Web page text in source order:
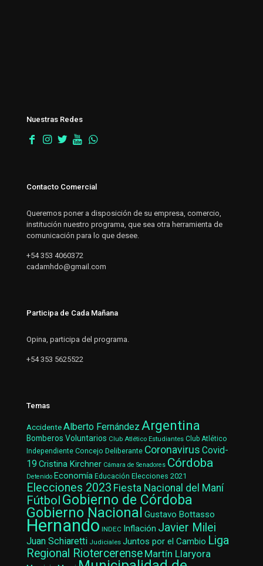
Nuestras Redes
Contacto Comercial
Queremos poner a disposición de su empresa, comercio,
institución nuestro programa, que sea otra herramienta de
comunicación para lo que desee.
+54 353 4060372
cadamhdo@gmail.com
Participa de Cada Mañana
Opina, participa del programa.
+54 353 5625522
Temas
AccidenteAlberto Fernández Argentina
Bomberos Voluntarios Club Atlético Estudiantes Club Atlético
Independiente Concejo Deliberante Coronavirus Covid-
19 Cristina Kirchner Cámara de Senadores Córdoba
Detenido Economía Educación Elecciones 2021
Elecciones 2023 Fiesta Nacional del Maní
Fútbol Gobierno de Córdoba
Gobierno Nacional Gustavo Bottasso
Hernando INDEC Inflación Javier Milei
Juan Schiaretti Judiciales Juntos por el Cambio Liga
Regional Riotercerense Martín Llaryora